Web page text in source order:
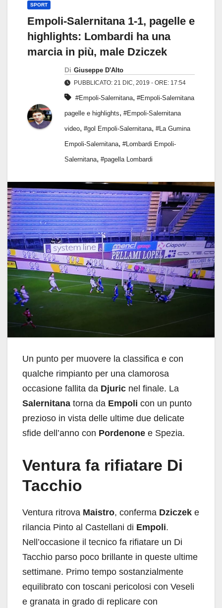
SPORT
Empoli-Salernitana 1-1, pagelle e
highlights: Lombardi ha una
marcia in più, male Dziczek
Di Giuseppe D'Alto
PUBBLICATO: 21 DIC, 2019 - ORE: 17:54
#Empoli-Salernitana, #Empoli-Salernitana
pagelle e highlights, #Empoli-Salernitana
video, #gol Empoli-Salernitana, #La Gumina
Empoli-Salernitana, #Lombardi Empoli-
Salernitana, #pagella Lombardi
Un punto per muovere la classifica e con
qualche rimpianto per una clamorosa
occasione fallita da Djuric nel finale. La
Salernitana torna da Empoli con un punto
prezioso in vista delle ultime due delicate
sfide dell’anno con Pordenone e Spezia.
Ventura fa rifiatare Di
Tacchio
Ventura ritrova Maistro, conferma Dziczek e
rilancia Pinto al Castellani di Empoli.
Nell’occasione il tecnico fa rifiatare un Di
Tacchio parso poco brillante in queste ultime
settimane. Primo tempo sostanzialmente
equilibrato con toscani pericolosi con Veseli
e granata in grado di replicare con